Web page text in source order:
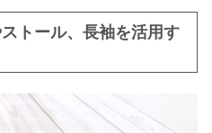
トール、長袖を活用す